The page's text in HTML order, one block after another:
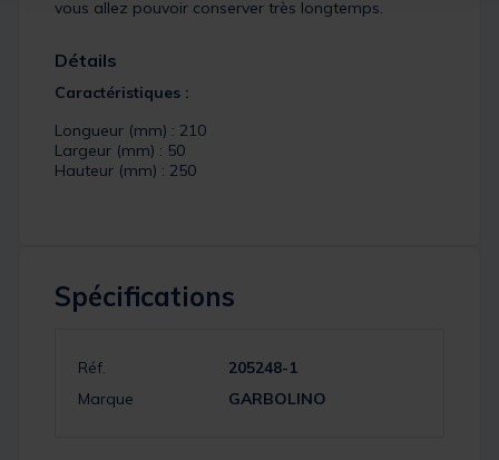
vous allez pouvoir conserver très longtemps.
Détails
Caractéristiques :
Longueur (mm) : 210
Largeur (mm) : 50
Hauteur (mm) : 250
Spécifications
Réf.
205248-1
Marque
GARBOLINO